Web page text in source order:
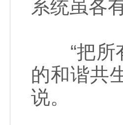
系统虽各
“把所有
的和谐共
说。